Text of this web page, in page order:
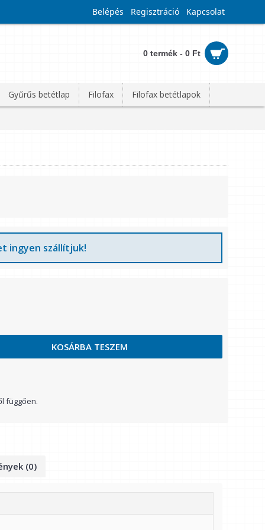
Belépés Regisztráció Kapcsolat
0 termék - 0 Ft
Gyűrűs betétlap Filofax Filofax betétlapok
ingyen szállítjuk!
KOSÁRBA TESZEM
függően.
(0)